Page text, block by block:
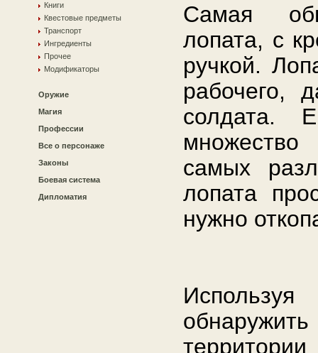
Книги
Квестовые предметы
Транспорт
Ингредиенты
Прочее
Модификаторы
Оружие
Магия
Профессии
Все о персонаже
Законы
Боевая система
Дипломатия
Самая
лопата, с
ручкой.
рабочего,
солдата.
самых
лопата
нужно